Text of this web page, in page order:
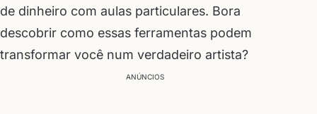
de dinheiro com aulas particulares. Bora
descobrir como essas ferramentas podem
transformar você num verdadeiro artista?
ANÚNCIOS